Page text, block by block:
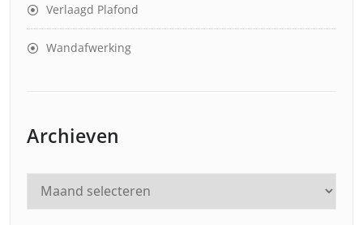
Verlaagd Plafond
Wandafwerking
Archieven